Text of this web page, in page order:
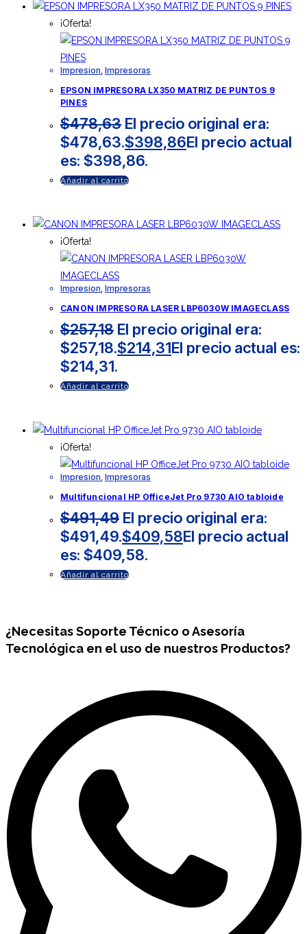
¡Oferta!
Impresion, Impresoras
EPSON IMPRESORA LX350 MATRIZ DE PUNTOS 9
PINES
$478,63 El precio original era:
$478,63.$398,86El precio actual
es: $398,86.
Añadir al carrito
¡Oferta!
Impresion Impresoras
CANON IMPRESORA LASER LBP6030W IMAGECLASS
$257,18 El precio original era:
$257,18.$214,31El precio actual es:
$214,31.
Añadir al carrito
¡Oferta!
Impresion Impresoras
Multifuncional HP OfficeJet Pro 9730 AIO tabloide
$491,49 El precio original era:
$491,49.$409,58El precio actual
es: $409,58.
Añadir al carrito
¿NecesitasSoporte Técnico o Asesoría
Tecnológica en el uso de nuestros Productos?